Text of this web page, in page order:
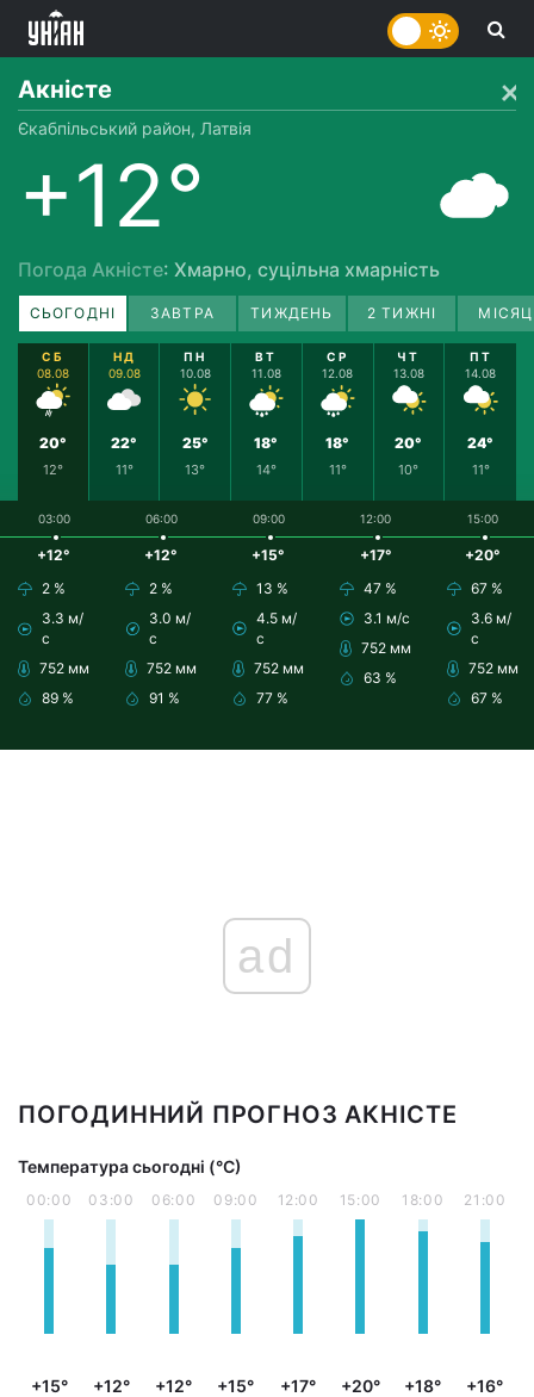
Акністе
Єкабпільський район, Латвія
+12°
Погода Акністе: Хмарно, суцільна хмарність
СЬОГОДНІ ЗАВТРА ТИЖДЕНЬ 2 ТИЖНІ
СБ
08.08
20°
12°
НД
09.08
22°
11°
ПН
10.08
25°
13°
ВТ
11.08
18°
14°
СР
12.08
18°
11°
ЧТ
13.08
20°
10°
ПТ
14.08
24°
11°
03:00
+12°
2 %
3.3 м/
с
752 мм
89 %
06:00
+12°
2 %
3.0 м/
с
752 мм
91 %
09:00
+15°
13 %
4.5 м/
с
752 мм
77 %
12:00
+17°
47 %
3.1 м/с
752 мм
63 %
15:00
+20°
67 %
3.6 м/
с
752 мм
67 %
ad
ПОГОДИННИЙ ПРОГНОЗ АКНІСТЕ
Температура сьогодні (°С)
00:00
+15°
03:00
+12°
06:00
+12°
09:00
+15°
12:00
+17°
15:00
+20°
18:00
+18°
21:00
+16°